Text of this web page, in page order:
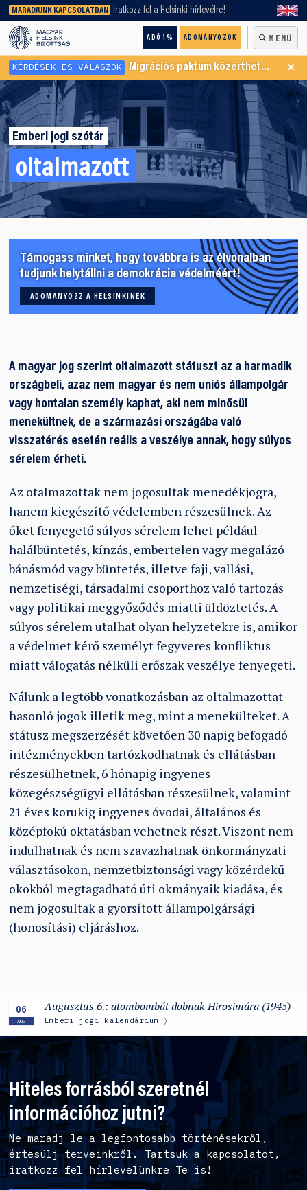
MARADJUNK KAPCSOLATBAN Iratkozz fel a Helsinki hírlevélre!
ADÓ 1% ADOMÁNYOZOK MENÜ
keresőnket!
KÉRDÉSEK ÉS VÁLASZOK Migrációs paktum közérthetően ×
Emberi jogi szótár
oltalmazott
Támogass minket, hogy továbbra is az élvonalban
tudjunk helytállni a demokrácia védelméért!
ADOMÁNYOZZ A HELSINKINEK
A magyar jog szerint oltalmazott státuszt az a harmadik
országbeli, azaz nem magyar és nem uniós állampolgár
vagy hontalan személy kaphat, aki nem minősül
menekültnek, de a származási országába való
visszatérés esetén reális a veszélye annak, hogy súlyos
sérelem érheti.
Az otalmazottak nem jogosultak menedékjogra,
hanem kiegészítő védelemben részesülnek. Az
őket fenyegető súlyos sérelem lehet például
halálbüntetés, kínzás, embertelen vagy megalázó
bánásmód vagy büntetés, illetve faji, vallási,
nemzetiségi, társadalmi csoporthoz való tartozás
vagy politikai meggyőződés miatti üldöztetés. A
súlyos sérelem utalhat olyan helyzetekre is, amikor
a védelmet kérő személyt fegyveres konfliktus
miatt válogatás nélküli erőszak veszélye fenyegeti.
Nálunk a legtöbb vonatkozásban az oltalmazottat
hasonló jogok illetik meg, mint a menekülteket. A
státusz megszerzését követően 30 napig befogadó
intézményekben tartózkodhatnak és ellátásban
részesülhetnek, 6 hónapig ingyenes
közegészségügyi ellátásban részesülnek, valamint
21 éves korukig ingyenes óvodai, általános és
középfokú oktatásban vehetnek részt. Viszont nem
indulhatnak és nem szavazhatnak önkormányzati
választásokon, nemzetbiztonsági vagy közérdekű
okokból megtagadható úti okmányaik kiadása, és
nem jogosultak a gyorsított állampolgársági
(honosítási) eljáráshoz.
06
AUG
Augusztus 6.: atombombát dobnak Hirosimára (1945)
Emberi jogi kalendárium
Hiteles forrásból szeretnél
információhoz jutni?
Ne maradj le a legfontosabb történésekről,
értesülj terveinkről. Tartsuk a kapcsolatot,
iratkozz fel hírlevelünkre Te is!